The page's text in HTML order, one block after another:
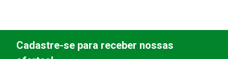
Cadastre-se para receber nossas